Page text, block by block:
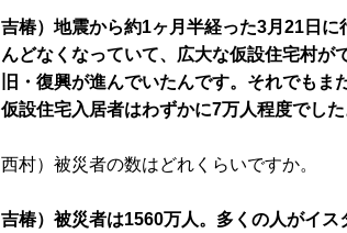
吉椿）地震から約1ヶ月半経った3月21日
んどなくなっていて、広大な仮設住宅村が
旧・復興が進んでいたんです。それでもま
仮設住宅入居者はわずかに7万人程度でした
西村）被災者の数はどれくらいですか。
吉椿）被災者は1560万人。多くの人がイ